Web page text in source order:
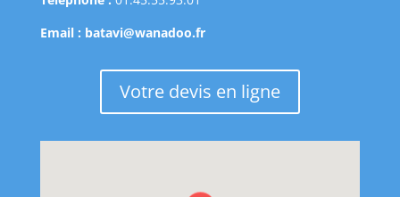
Email : batavi@wanadoo.fr
Votre devis en ligne